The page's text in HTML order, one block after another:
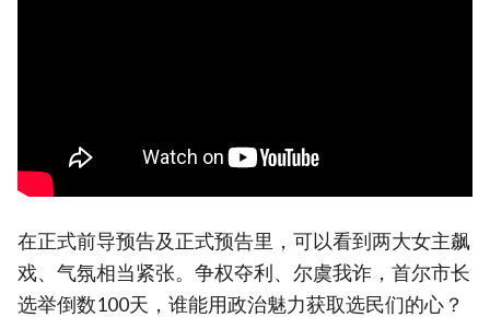
在正式前导预告及正式预告里，可以看到两大女主飙
戏、气氛相当紧张。争权夺利、尔虞我诈，首尔市长
选举倒数100天，谁能用政治魅力获取选民们的心？